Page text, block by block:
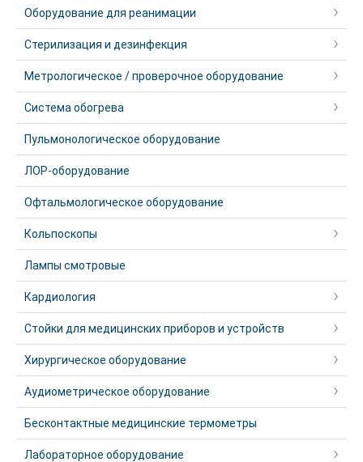
Оборудование для реанимации
Стерилизация и дезинфекция
Метрологическое / проверочное оборудование
Система обогрева
Пульмонологическое оборудование
ЛОР-оборудование
Офтальмологическое оборудование
Кольпоскопы
Лампы смотровые
Кардиология
Стойки для медицинских приборов и устройств
Хирургическое оборудование
Аудиометрическое оборудование
Бесконтактные медицинские термометры
Лабораторное оборудование